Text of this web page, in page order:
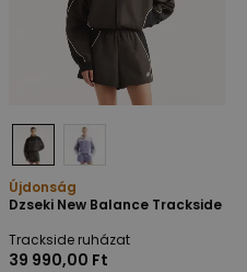
Újdonság
Dzseki New Balance Trackside
Trackside ruházat
39 990,00 Ft